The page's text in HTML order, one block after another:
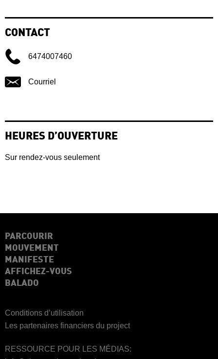
CONTACT
6474007460
Courriel
HEURES D’OUVERTURE
Sur rendez-vous seulement
PARCOURIR
MOUVEMENT
MANIFESTE
AFFICHEZ-VOUS
BALADO
Conditions d’utilisation
Les partenaires financiers du project
RESSOURCE POUR LES MÉDIAS: